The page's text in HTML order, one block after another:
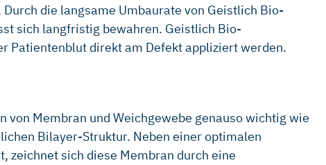
die langsame Umbaurate von Geistlich Bio-
sich langfristig bewahren. Geistlich Bio-
Patientenblut direkt am Defekt appliziert werden.
Membran und Weichgewebe genauso wichtig wie
Bilayer-Struktur. Neben einer optimalen
zeichnet sich diese Membran durch eine